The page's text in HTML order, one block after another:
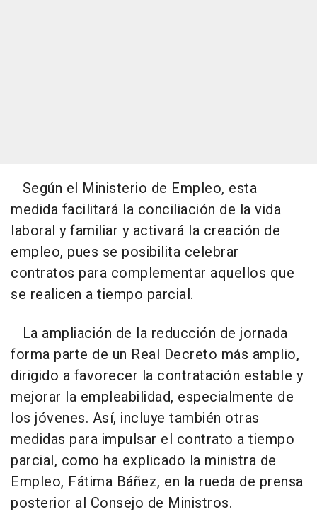
Según el Ministerio de Empleo, esta
medida facilitará la conciliación de la vida
laboral y familiar y activará la creación de
empleo, pues se posibilita celebrar
contratos para complementar aquellos que
se realicen a tiempo parcial.
La ampliación de la reducción de jornada
forma parte de un Real Decreto más amplio,
dirigido a favorecer la contratación estable y
mejorar la empleabilidad, especialmente de
los jóvenes. Así, incluye también otras
medidas para impulsar el contrato a tiempo
parcial, como ha explicado la ministra de
Empleo, Fátima Báñez, en la rueda de prensa
posterior al Consejo de Ministros.